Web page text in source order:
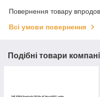
Повернення товару
Всі умови повернення
Подібні товари